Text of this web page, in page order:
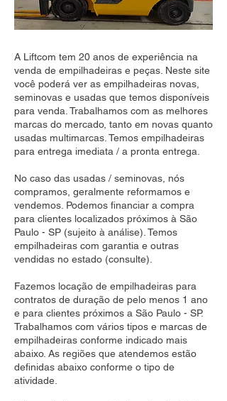
A Liftcom tem 20 anos de experiência na
venda de empilhadeiras e peças. Neste site
você poderá ver as empilhadeiras novas,
seminovas e usadas que temos disponíveis
para venda. Trabalhamos com as melhores
marcas do mercado, tanto em novas quanto
usadas multimarcas. Temos empilhadeiras
para entrega imediata / a pronta entrega.
No caso das usadas / seminovas, nós
compramos, geralmente reformamos e
vendemos. Podemos financiar a compra
para clientes localizados próximos à São
Paulo - SP (sujeito à análise). Temos
empilhadeiras com garantia e outras
vendidas no estado (consulte).
Fazemos locação de empilhadeiras para
contratos de duração de pelo menos 1 ano
e para clientes próximos a São Paulo - SP.
Trabalhamos com vários tipos e marcas de
empilhadeiras conforme indicado mais
abaixo. As regiões que atendemos estão
definidas abaixo conforme o tipo de
atividade.